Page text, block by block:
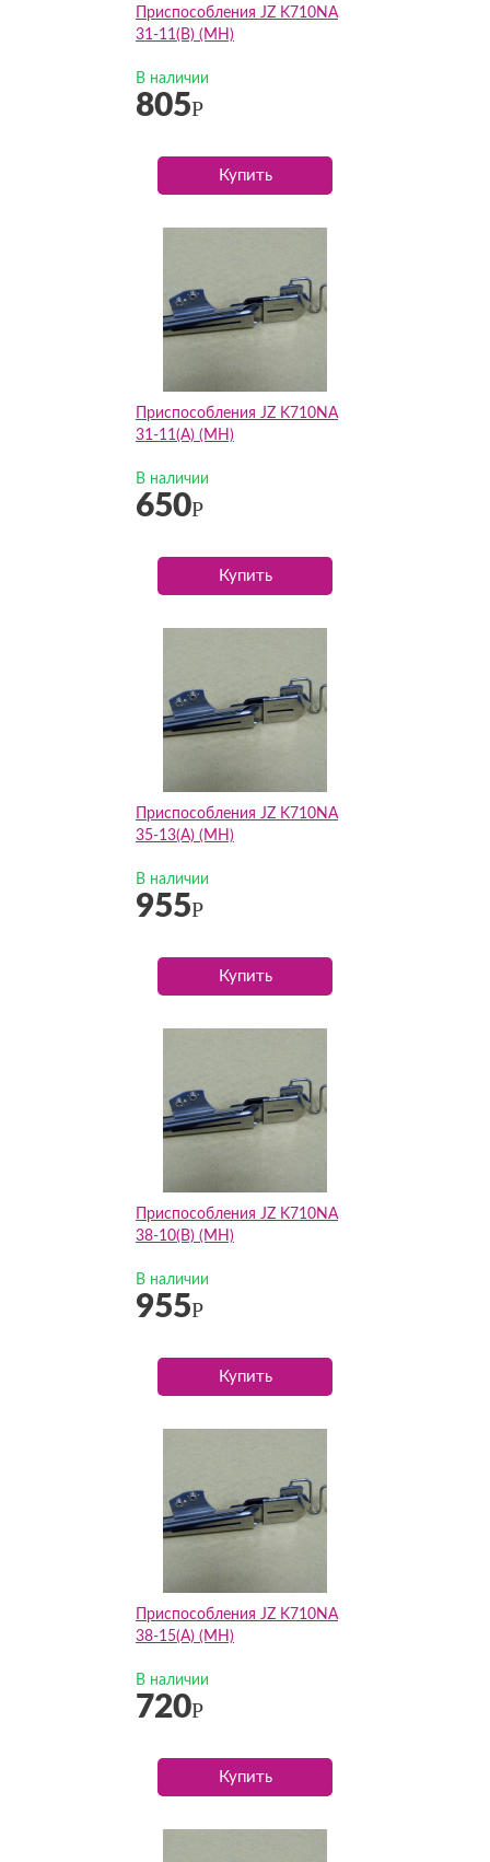
Приспособления JZ K710NA
31-11(B) (MH)
В наличии
805Р
Купить
Приспособления JZ K710NA
31-11(А) (MH)
В наличии
650Р
Купить
Приспособления JZ K710NA
35-13(А) (MH)
В наличии
955Р
Купить
Приспособления JZ K710NA
38-10(B) (MH)
В наличии
955Р
Купить
Приспособления JZ K710NA
38-15(А) (MH)
В наличии
720Р
Купить